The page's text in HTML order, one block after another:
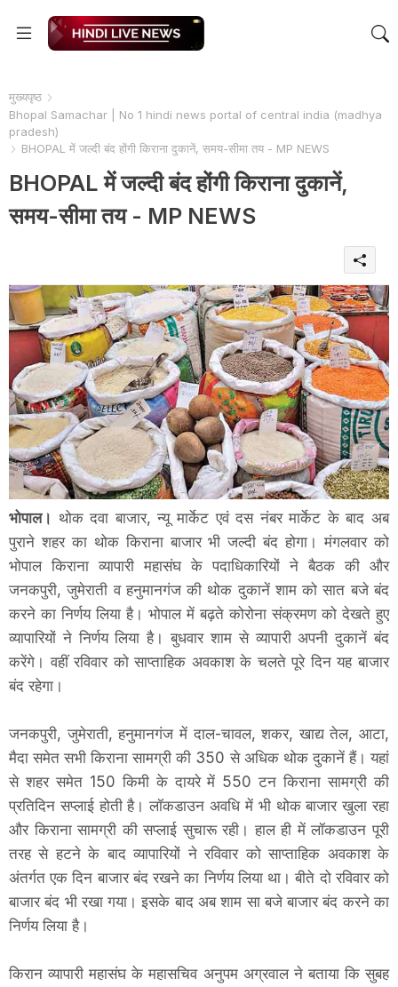
मुख्यपृष्ठ
Bhopal Samachar | No 1 hindi news portal of central india (madhya
pradesh)
BHOPAL में जल्दी बंद होंगी किराना दुकानें, समय-सीमा तय - MP NEWS
BHOPAL में जल्दी बंद होंगी किराना दुकानें,
समय-सीमा तय - MP NEWS
भोपाल। थोक दवा बाजार, न्यू मार्केट एवं दस नंबर मार्केट के बाद अब
पुराने शहर का थोक किराना बाजार भी जल्दी बंद होगा। मंगलवार को
भोपाल किराना व्यापारी महासंघ के पदाधिकारियों ने बैठक की और
जनकपुरी, जुमेराती व हनुमानगंज की थोक दुकानें शाम को सात बजे बंद
करने का निर्णय लिया है। भोपाल में बढ़ते कोरोना संक्रमण को देखते हुए
व्यापारियों ने निर्णय लिया है। बुधवार शाम से व्यापारी अपनी दुकानें बंद
करेंगे। वहीं रविवार को साप्ताहिक अवकाश के चलते पूरे दिन यह बाजार
बंद रहेगा।
जनकपुरी, जुमेराती, हनुमानगंज में दाल-चावल, शकर, खाद्य तेल, आटा,
मैदा समेत सभी किराना सामग्री की 350 से अधिक थोक दुकानें हैं। यहां
से शहर समेत 150 किमी के दायरे में 550 टन किराना सामग्री की
प्रतिदिन सप्लाई होती है। लॉकडाउन अवधि में भी थोक बाजार खुला रहा
और किराना सामग्री की सप्लाई सुचारू रही। हाल ही में लॉकडाउन पूरी
तरह से हटने के बाद व्यापारियों ने रविवार को साप्ताहिक अवकाश के
अंतर्गत एक दिन बाजार बंद रखने का निर्णय लिया था। बीते दो रविवार को
बाजार बंद भी रखा गया। इसके बाद अब शाम सा बजे बाजार बंद करने का
निर्णय लिया है।
किरान व्यापारी महासंघ के महासचिव अनुपम अग्रवाल ने बताया कि सुबह